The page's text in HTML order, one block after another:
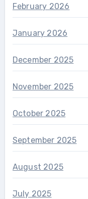
February 2026
January 2026
December 2025
November 2025
October 2025
September 2025
August 2025
July 2025